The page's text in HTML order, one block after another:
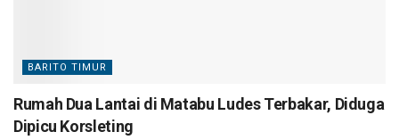
BARITO TIMUR
Rumah Dua Lantai di Matabu Ludes Terbakar, Diduga
Dipicu Korsleting